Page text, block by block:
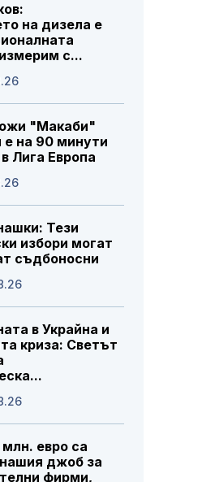
на дизела е
с...
"Макаби"
е на 90 минути
Лига Европа
Тези
избори могат
съдбоносни
в Украйна и
криза: Светът
евро са
джоб за
фирми,